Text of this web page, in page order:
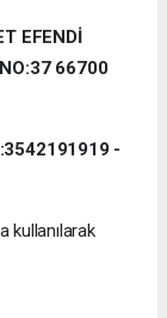
EFENDİ
66700
:3542191919 -
kullanılarak